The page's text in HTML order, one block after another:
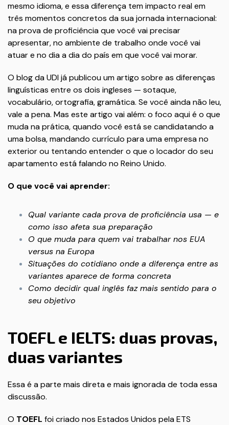
mesmo idioma, e essa diferença tem impacto real em
três momentos concretos da sua jornada internacional:
na prova de proficiência que você vai precisar
apresentar, no ambiente de trabalho onde você vai
atuar e no dia a dia do país em que você vai morar.
O blog da UDI já publicou um artigo sobre as diferenças
linguísticas entre os dois ingleses — sotaque,
vocabulário, ortografia, gramática. Se você ainda não leu,
vale a pena. Mas este artigo vai além: o foco aqui é o que
muda na prática, quando você está se candidatando a
uma bolsa, mandando currículo para uma empresa no
exterior ou tentando entender o que o locador do seu
apartamento está falando no Reino Unido.
O que você vai aprender:
Qual variante cada prova de proficiência usa — e
como isso afeta sua preparação
O que muda para quem vai trabalhar nos EUA
versus na Europa
Situações do cotidiano onde a diferença entre as
variantes aparece de forma concreta
Como decidir qual inglês faz mais sentido para o
seu objetivo
TOEFL e IELTS: duas provas,
duas variantes
Essa é a parte mais direta e mais ignorada de toda essa
discussão.
O TOEFL foi criado nos Estados Unidos pela ETS